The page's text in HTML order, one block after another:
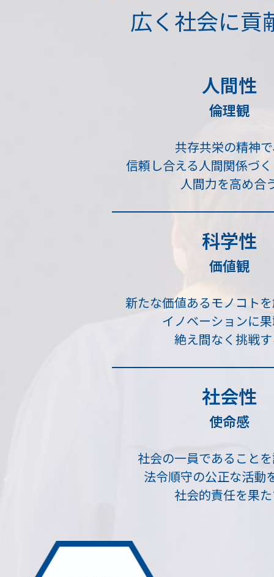
広く社会に貢
人間性
倫理観
共存共栄の精神
信頼し合える人間関係づ
人間力を高め合
科学性
価値観
新たな価値あるモノコト
イノベーションに
絶え間なく挑戦
社会性
使命感
社会の一員であること
法令順守の公正な活動
社会的責任を果